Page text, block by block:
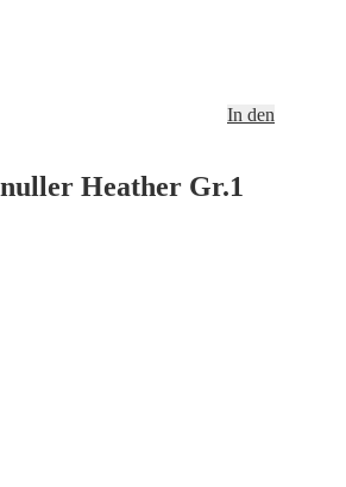
In den
Heather Gr.1